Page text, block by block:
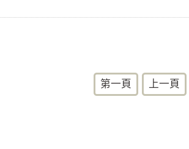
第一頁 上一頁